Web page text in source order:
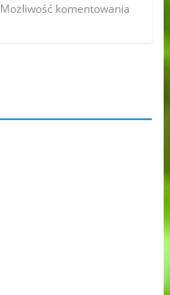
Możliwość komentowania